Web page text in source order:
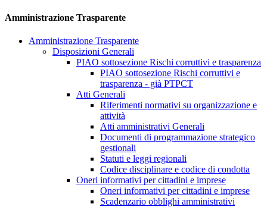
Amministrazione Trasparente
Amministrazione Trasparente
Disposizioni Generali
PIAO sottosezione Rischi corruttivi e trasparenza
PIAO sottosezione Rischi corruttivi e
trasparenza - già PTPCT
Atti Generali
Riferimenti normativi su organizzazione e
attività
Atti amministrativi Generali
Documenti di programmazione strategico
gestionali
Statuti e leggi regionali
Codice disciplinare e codice di condotta
Oneri informativi per cittadini e imprese
Oneri informativi per cittadini e imprese
Scadenzario obblighi amministrativi